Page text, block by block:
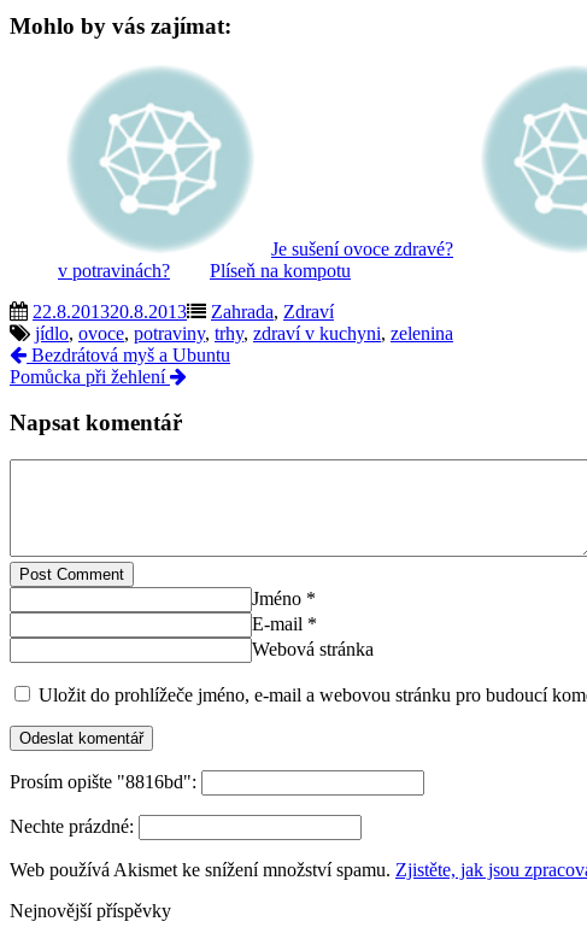
Mohlo by vás zajímat:
Je sušení ovoce zdravé?
v potravinách?
Plíseň na kompotu
22.8.201320.8.2013 Zahrada, Zdraví
jídlo, ovoce, potraviny, trhy, zdraví v kuchyni, zelenina
Bezdrátová myš a Ubuntu
Pomůcka při žehlení
Napsat komentář
Post Comment
Jméno *
E-mail *
Webová stránka
Uložit do prohlížeče jméno, e-mail a webovou stránku pro budoucí
Prosím opište "8816bd":
Nechte prázdné:
Web používá Akismet ke snížení množství spamu. Zjistěte, jak jsou
Nejnovější příspěvky